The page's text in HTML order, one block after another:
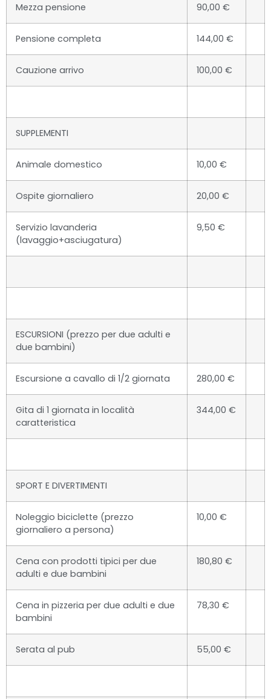
Mezza pensione 90,00 €
Pensione completa 144,00 €
Cauzione arrivo 100,00 €
SUPPLEMENTI
Animale domestico 10,00 €
Ospite giornaliero 20,00 €
Servizio lavanderia
(lavaggio+asciugatura)
9,50 €
ESCURSIONI (prezzo per due adulti e
due bambini)
Escursione a cavallo di 1/2 giornata 280,00 €
Gita di 1 giornata in località
caratteristica
344,00 €
SPORT E DIVERTIMENTI
Noleggio biciclette (prezzo
giornaliero a persona)
10,00 €
Cena con prodotti tipici per due
adulti e due bambini
180,80 €
Cena in pizzeria per due adulti e due
bambini
78,30 €
Serata al pub 55,00 €